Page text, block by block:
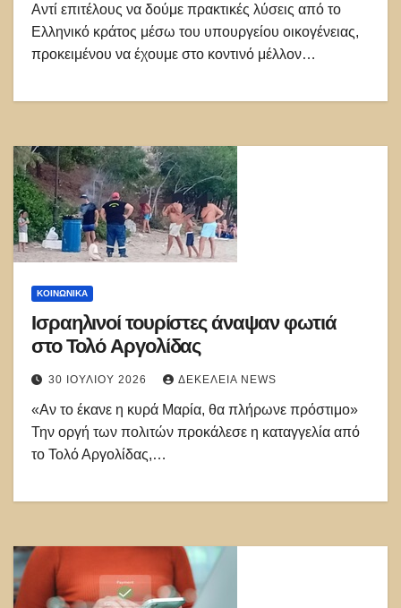
Αντί επιτέλους να δούμε πρακτικές λύσεις από το
Ελληνικό κράτος μέσω του υπουργείου οικογένειας,
προκειμένου να έχουμε στο κοντινό μέλλον…
ΚΟΙΝΩΝΙΚΑ
Ισραηλινοί τουρίστες άναψαν φωτιά
στο Τολό Αργολίδας
30 ΙΟΥΛΊΟΥ 2026 ΔΕΚΈΛΕΙΑ NEWS
«Αν το έκανε η κυρά Μαρία, θα πλήρωνε πρόστιμο»
Την οργή των πολιτών προκάλεσε η καταγγελία από
το Τολό Αργολίδας,…